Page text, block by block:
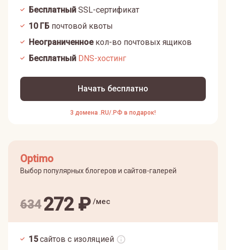
Бесплатный SSL-сертификат
10ГБ почтовой квоты
Неограниченноекол-во почтовых ящиков
Бесплатный DNS-хостинг
Начать бесплатно
3 домена .RU/.РФ в подарок!
Optimo
Выбор популярных блогеров и сайтов-галерей
634272₽ /мес
15 сайтов с изоляцией